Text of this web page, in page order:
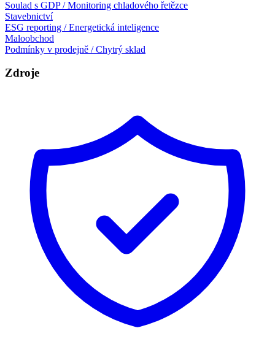
Soulad s GDP / Monitoring chladového řetězce
Stavebnictví
ESG reporting / Energetická inteligence
Maloobchod
Podmínky v prodejně / Chytrý sklad
Zdroje